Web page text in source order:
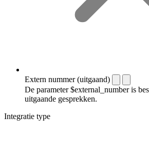
Extern nummer (uitgaand)
De parameter $external_number is
uitgaande gesprekken.
Integratie type